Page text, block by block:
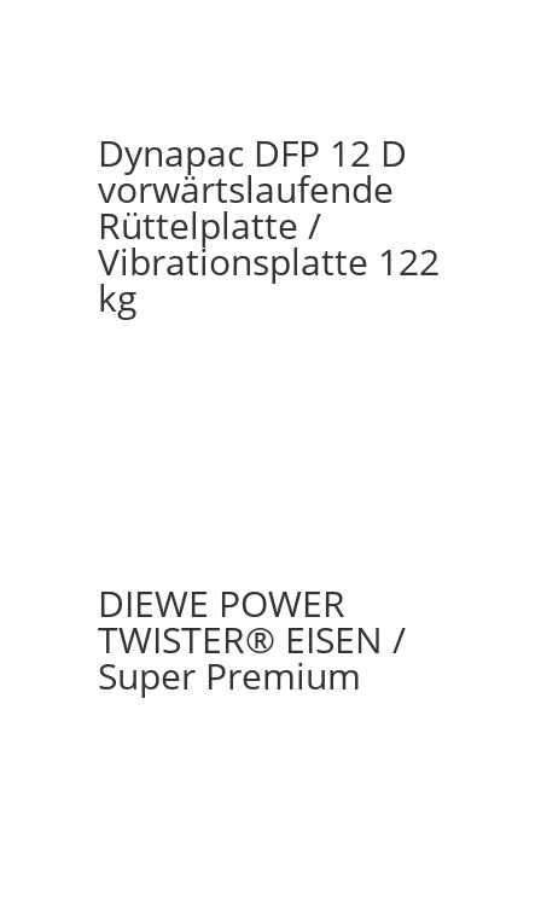
Dynapac DFP 12 D
vorwärtslaufende
Rüttelplatte /
Vibrationsplatte 122
kg
DIEWE POWER
TWISTER® EISEN /
Super Premium